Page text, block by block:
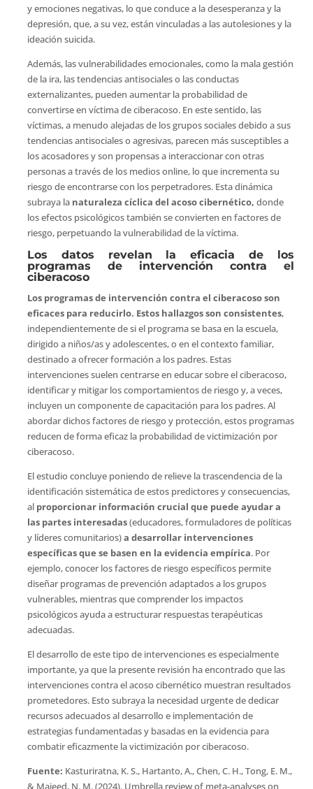
y emociones negativas, lo que conduce a la desesperanza y la
depresión, que, a su vez, están vinculadas a las autolesiones y la
ideación suicida.
Además, las vulnerabilidades emocionales, como la mala gestión
de la ira, las tendencias antisociales o las conductas
externalizantes, pueden aumentar la probabilidad de
convertirse en víctima de ciberacoso. En este sentido, las
víctimas, a menudo alejadas de los grupos sociales debido a sus
tendencias antisociales o agresivas, parecen más susceptibles a
los acosadores y son propensas a interaccionar con otras
personas a través de los medios online, lo que incrementa su
riesgo de encontrarse con los perpetradores. Esta dinámica
subraya la naturaleza cíclica del acoso cibernético, donde
los efectos psicológicos también se convierten en factores de
riesgo, perpetuando la vulnerabilidad de la víctima.
Los datos revelan la eficacia de los
programas de intervención contra el
ciberacoso
Los programas de intervención contra el ciberacoso son
eficaces para reducirlo. Estos hallazgos son consistentes,
independientemente de si el programa se basa en la escuela,
dirigido a niños/as y adolescentes, o en el contexto familiar,
destinado a ofrecer formación a los padres. Estas
intervenciones suelen centrarse en educar sobre el ciberacoso,
identificar y mitigar los comportamientos de riesgo y, a veces,
incluyen un componente de capacitación para los padres. Al
abordar dichos factores de riesgo y protección, estos programas
reducen de forma eficaz la probabilidad de victimización por
ciberacoso.
El estudio concluye poniendo de relieve la trascendencia de la
identificación sistemática de estos predictores y consecuencias,
al proporcionar información crucial que puede ayudar a
las partes interesadas(educadores, formuladores de políticas
y líderes comunitarios)a desarrollar intervenciones
específicas que se basen en la evidencia empírica. Por
ejemplo, conocer los factores de riesgo específicos permite
diseñar programas de prevención adaptados a los grupos
vulnerables, mientras que comprender los impactos
psicológicos ayuda a estructurar respuestas terapéuticas
adecuadas.
El desarrollo de este tipo de intervenciones es especialmente
importante, ya que la presente revisión ha encontrado que las
intervenciones contra el acoso cibernético muestran resultados
prometedores. Esto subraya la necesidad urgente de dedicar
recursos adecuados al desarrollo e implementación de
estrategias fundamentadas y basadas en la evidencia para
combatir eficazmente la victimización por ciberacoso.
Fuente: Kasturiratna, K. S., Hartanto, A., Chen, C. H., Tong, E. M.,
& Majeed, N. M. (2024). Umbrella review of meta-analyses on